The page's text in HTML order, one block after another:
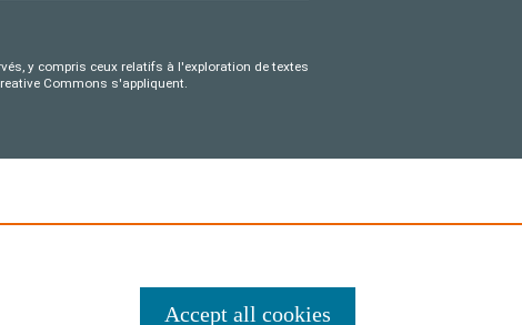
y compris ceux relatifs à l'exploration de textes
Commons s'appliquent.
Accept all cookies